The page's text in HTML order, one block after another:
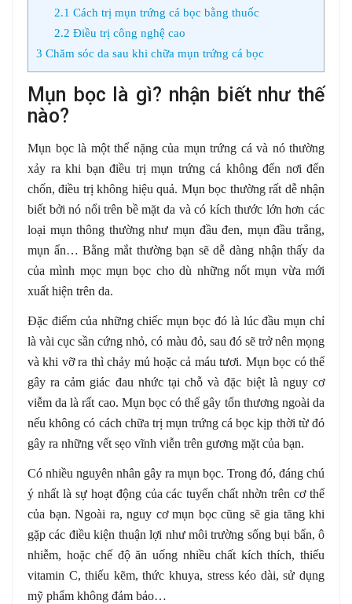
2.1 Cách trị mụn trứng cá bọc bằng thuốc
2.2 Điều trị công nghệ cao
3 Chăm sóc da sau khi chữa mụn trứng cá bọc
Mụn bọc là gì? nhận biết như thế
nào?
Mụn bọc là một thể nặng của mụn trứng cá và nó thường
xảy ra khi bạn điều trị mụn trứng cá không đến nơi đến
chốn, điều trị không hiệu quả. Mụn bọc thường rất dễ nhận
biết bởi nó nổi trên bề mặt da và có kích thước lớn hơn các
loại mụn thông thường như mụn đầu đen, mụn đầu trắng,
mụn ẩn… Bằng mắt thường bạn sẽ dễ dàng nhận thấy da
của mình mọc mụn bọc cho dù những nốt mụn vừa mới
xuất hiện trên da.
Đặc điểm của những chiếc mụn bọc đó là lúc đầu mụn chỉ
là vài cục sần cứng nhỏ, có màu đỏ, sau đó sẽ trở nên mọng
và khi vỡ ra thì chảy mủ hoặc cả máu tươi. Mụn bọc có thể
gây ra cảm giác đau nhức tại chỗ và đặc biệt là nguy cơ
viễm da là rất cao. Mụn bọc có thể gây tổn thương ngoài da
nếu không có cách chữa trị mụn trứng cá bọc kịp thời từ đó
gây ra những vết sẹo vĩnh viễn trên gương mặt của bạn.
Có nhiều nguyên nhân gây ra mụn bọc. Trong đó, đáng chú
ý nhất là sự hoạt động của các tuyến chất nhờn trên cơ thể
của bạn. Ngoài ra, nguy cơ mụn bọc cũng sẽ gia tăng khi
gặp các điều kiện thuận lợi như môi trường sống bụi bẩn, ô
nhiễm, hoặc chế độ ăn uống nhiều chất kích thích, thiếu
vitamin C, thiếu kẽm, thức khuya, stress kéo dài, sử dụng
mỹ phẩm không đảm bảo…